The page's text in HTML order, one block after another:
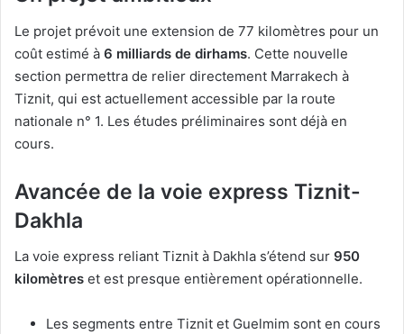
Le projet prévoit une extension de 77 kilomètres pour un
coût estimé à 6 milliards de dirhams. Cette nouvelle
section permettra de relier directement Marrakech à
Tiznit, qui est actuellement accessible par la route
nationale n° 1. Les études préliminaires sont déjà en
cours.
Avancée de la voie express Tiznit-
Dakhla
La voie express reliant Tiznit à Dakhla s’étend sur 950
kilomètres et est presque entièrement opérationnelle.
Les segments entre Tiznit et Guelmim sont en cours